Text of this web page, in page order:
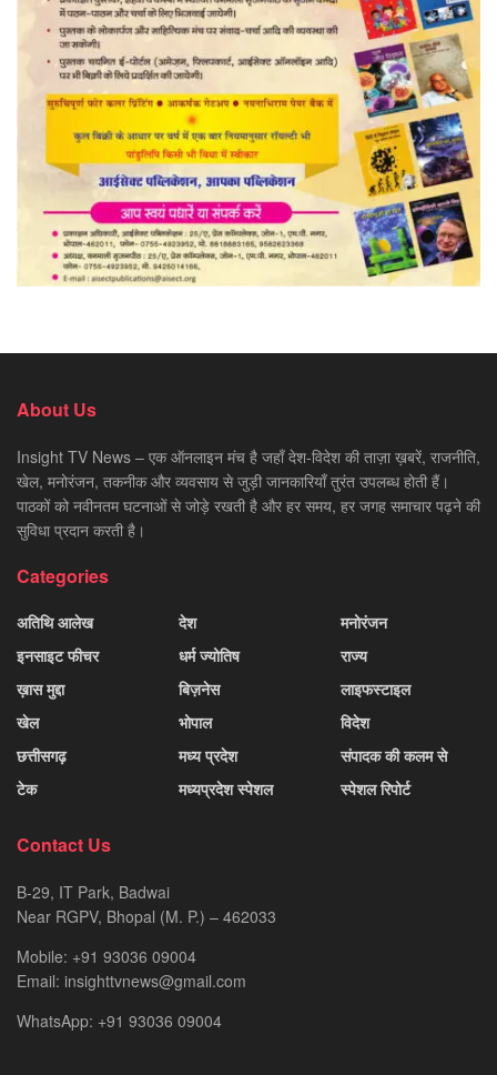
About Us
Insight TV News – एक ऑनलाइन मंच है जहाँ देश-विदेश की ताज़ा ख़बरें, राजनीति,
खेल, मनोरंजन, तकनीक और व्यवसाय से जुड़ी जानकारियाँ तुरंत उपलब्ध होती हैं।
पाठकों को नवीनतम घटनाओं से जोड़े रखती है और हर समय, हर जगह समाचार पढ़ने की
सुविधा प्रदान करती है।
Categories
अतिथि आलेख
इनसाइट फीचर
ख़ास मुद्दा
खेल
छत्तीसगढ़
टेक
देश
धर्म ज्योतिष
बिज़नेस
भोपाल
मध्य प्रदेश
मध्यप्रदेश स्पेशल
मनोरंजन
राज्य
लाइफस्टाइल
विदेश
संपादक की कलम से
स्पेशल रिपोर्ट
Contact Us
B-29, IT Park, Badwai
Near RGPV, Bhopal (M. P.) – 462033
Mobile: +91 93036 09004
Email: insighttvnews@gmail.com
WhatsApp: +91 93036 09004